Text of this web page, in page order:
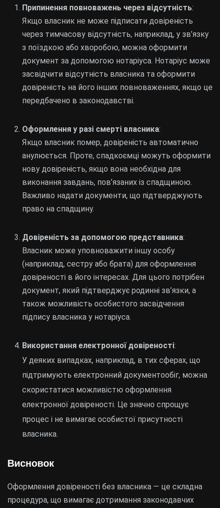
Припинення повноважень через відсутність:
Якщо власник не може підписати довіреність
через тимчасову відсутність, наприклад, у зв’язку
з поїздкою або хворобою, можна оформити
документ за допомогою нотаріуса. Нотаріус може
засвідчити відсутність власника та оформити
довіреність на його інших повноваженнях, якщо це
передбачено в законодавстві.
Оформлення у разі смерті власника:
Якщо власник помер, довіреність автоматично
анулюється. Проте, спадкоємці можуть оформити
нову довіреність, якщо вона необхідна для
виконання завдань, пов’язаних із спадщиною.
Важливо надати документи, що підтверджують
право на спадщину.
Довіреність за допомогою представника:
Власник може уповноважити іншу особу
(наприклад, сестру або брата) для оформлення
довіреності в його інтересах. Для цього потрібен
документ, який підтверджує родинні зв’язки, а
також можливість особистого засвідчення
підпису власника у нотаріуса.
Використання електронної довіреності:
У деяких випадках, наприклад, в тих сферах, що
підтримують електронний документообіг, можна
скористатися можливістю оформлення
електронної довіреності. Це значно спрощує
процес і не вимагає особистої присутності
власника.
Висновок
Оформлення довіреності без власника — це складна
процедура, що вимагає дотримання законодавчих